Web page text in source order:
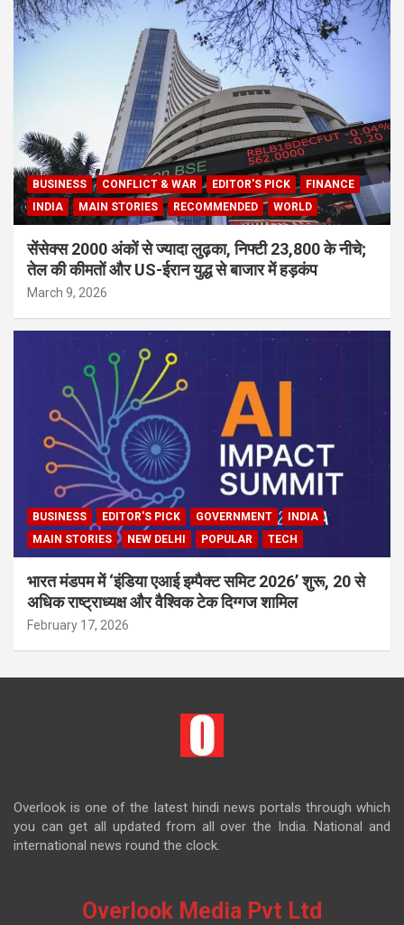
BUSINESS CONFLICT & WAR EDITOR'S PICK
FINANCE
INDIA
MAIN STORIES RECOMMENDED WORLD
सेंसेक्स 2000 अंकों से ज्यादा लुढ़का, निफ्टी 23,800 के नीचे;
तेल की कीमतों और US-ईरान युद्ध से बाजार में हड़कंप
March 9, 2026
BUSINESS EDITOR'S PICK GOVERNMENT
INDIA
MAIN STORIES
NEW DELHI POPULAR TECH
भारत मंडपम में ‘इंडिया एआई इम्पैक्ट समिट 2026’ शुरू, 20 से
अधिक राष्ट्राध्यक्ष और वैश्विक टेक दिग्गज शामिल
February 17, 2026
Overlook is one of the latest hindi news portals through which
you can get all updated from all over the India. National and
international news round the clock.
Overlook Media Pvt Ltd